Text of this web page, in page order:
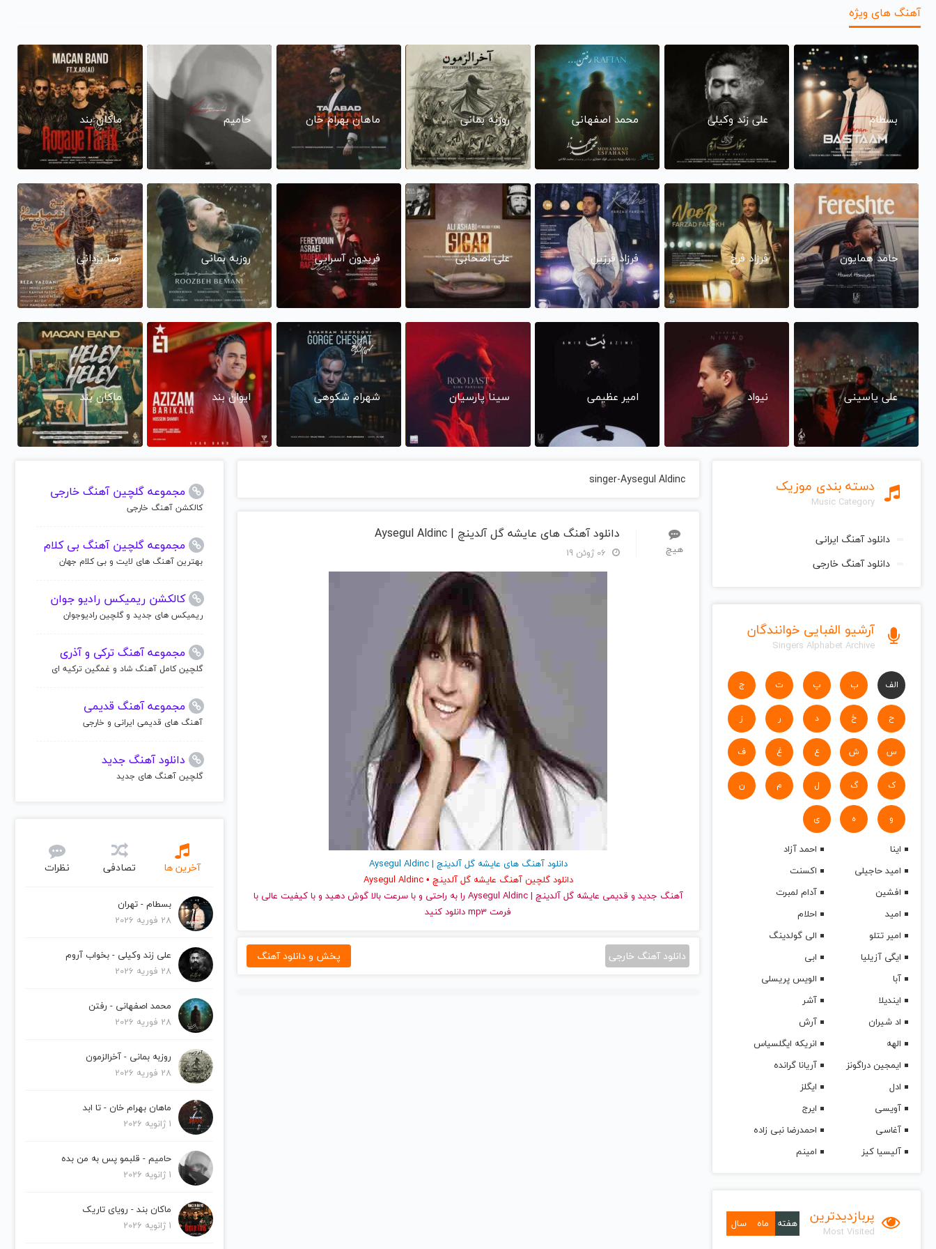
آهنگ های ویژه
بسطام علی زند وکیلی محمد اصفهانی روزبه بمانی ماهان بهرام خان حامیم ماکان بند
حامد همایون فرزاد فرخ فرزاد فرزین علی اصحابی فریدون آسرایی روزبه بمانی رضا یزدانی
علی یاسینی نیواد امیر عظیمی سینا پارسیان شهرام شکوهی ایوان بند ماکان بند
دسته بندی موزیک
Music Category
دانلود آهنگ ایرانی
دانلود آهنگ خارجی
آرشیو الفبایی خوانندگان
Singers Alphabet Archive
الف ب پ ت ج
ح خ د ر ز
س ش ع غ ف
ک گ ل م ن
و ه ی
اینا
احمد آزاد
امید حاجیلی
اکسنت
افشین
آدام لمبرت
امید
احلام
امیر تتلو
الی گولدینگ
ایگی آزیلیا
ابی
آبا
الویس پریسلی
ایندیلا
آشر
اد شیران
آرش
الهه
انریکه ایگلسیاس
ایمجین دراگونز
آریانا گرانده
ادل
ایگلز
آویسی
ایرج
آغاسی
احمدرضا نبی زاده
آلیسیا کیز
امینم
پربازدیدترین
Most Visited
هفته ماه سال
singer-Aysegul Aldinc
هیچ
دانلود آهنگ های عایشه گل آلدینچ | Aysegul Aldinc
دانلود آهنگ های عایشه گل آلدینچ | Aysegul Aldinc
دانلود گلچین آهنگ عایشه گل آلدینچ • Aysegul Aldinc
آهنگ جدید
و قدیمی عایشه گل آلدینچ | Aysegul Aldinc را به راحتی و با سرعت بالا گوش دهید و با کیفیت عالی با
فرمت mp3 دانلود کنید
دانلود آهنگ خارجی پخش و دانلود آهنگ
مجموعه گلچین آهنگ خارجی
کالکشن آهنگ خارجی
مجموعه گلچین آهنگ بی کلام
بهترین آهنگ های لایت و بی کلام جهان
کالکشن ریمیکس رادیو جوان
ریمیکس های جدید و گلچین رادیوجوان
مجموعه آهنگ ترکی و آذری
گلچین کامل آهنگ شاد و غمگین ترکیه ای
مجموعه آهنگ قدیمی
آهنگ های قدیمی ایرانی و خارجی
دانلود آهنگ جدید
گلچین آهنگ های جدید
آخرین ها تصادفی نظرات
بسطام - تهران
28 فوریه 2026
علی زند وکیلی - بخواب آروم
28 فوریه 2026
محمد اصفهانی - رفتن
28 فوریه 2026
روزبه بمانی - آخرالزمون
28 فوریه 2026
ماهان بهرام خان - تا ابد
1 ژانویه 2026
حامیم - قلبمو پس به من بده
1 ژانویه 2026
ماکان بند - رویای تاریک
1 ژانویه 2026